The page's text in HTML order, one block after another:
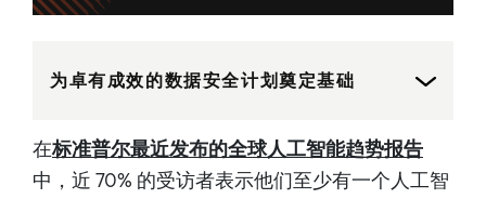
为卓有成效的数据安全计划奠定基础
在标准普尔最近发布的全球人工智能趋势报告
中，近 70% 的受访者表示他们至少有一个人工智